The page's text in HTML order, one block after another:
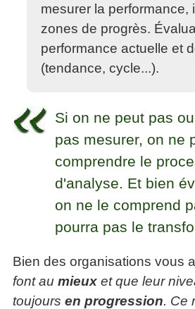
mesurer la performance,
zones de progrès.
performance actuelle et
(tendance, cycle...).
Si on ne peut pas
pas mesurer, on ne
comprendre le
d'analyse. Et bien
on ne le comprend
pourra pas le
Bien des organisations vous
font au mieux et que leur
toujours en progression. Ce